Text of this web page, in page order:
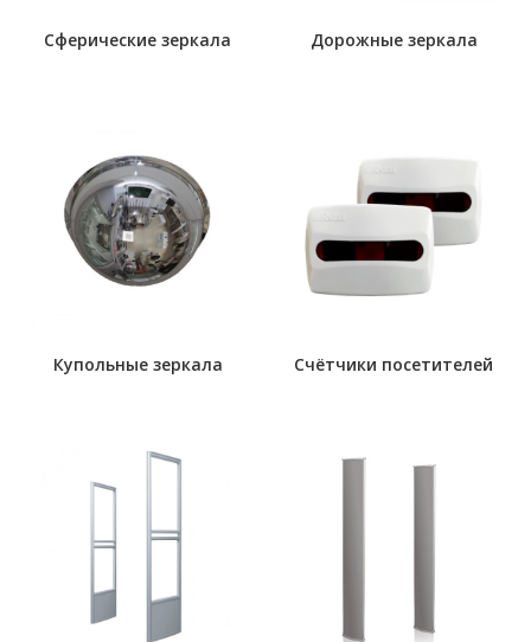
Сферические зеркала Дорожные зеркала
Купольные зеркала Счётчики посетителей